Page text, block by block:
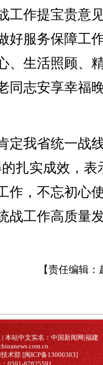
工作提宝贵意
好服务保障工
、生活照顾、
同志安享幸福
我省统一战
扎实成效，表
作，不忘初心
战工作高质量
【责任编辑：
| 本站中文实名：中国新闻网|福建
术部 [闽ICP备13000383]